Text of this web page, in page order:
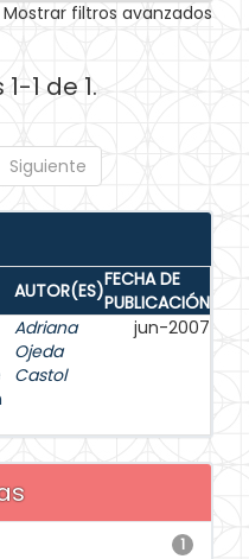
Mostrar filtros avanzados
1 de 1.
Siguiente
AUTOR(ES)FECHA DE
PUBLICACIÓN
Adriana
Ojeda
Castol
jun-2007
1